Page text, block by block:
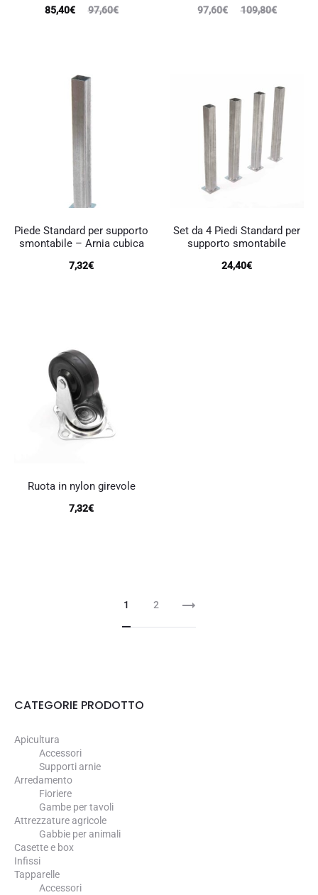
97,60€
Il
85,40€
Il
109,80€
Il
97,60€
Il
Piede Standard per supporto
smontabile – Arnia cubica
7,32€
Set da 4 Piedi Standard per
supporto smontabile
24,40€
Ruota in nylon girevole
7,32€
1 2
CATEGORIE PRODOTTO
Apicultura
Accessori
Supporti arnie
Arredamento
Fioriere
Gambe per tavoli
Attrezzature agricole
Gabbie per animali
Casette e box
Infissi
Tapparelle
Accessori